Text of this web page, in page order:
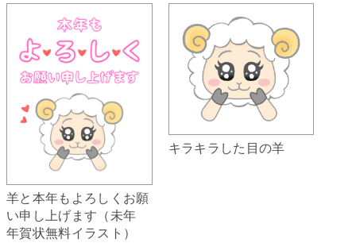
羊と本年もよろしくお願
い申し上げます（未年
年賀状無料イラスト）
キラキラした目の羊